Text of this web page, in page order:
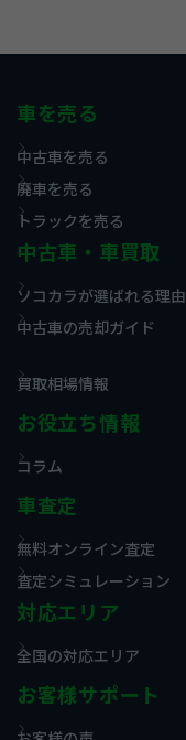
車を売る
中古車を売る
廃車を売る
トラックを売る
中古車・車買取
ソコカラが選ばれる理由
中古車の売却ガイド
買取相場情報
お役立ち情報
コラム
車査定
無料オンライン査定
査定シミュレーション
対応エリア
全国の対応エリア
お客様サポート